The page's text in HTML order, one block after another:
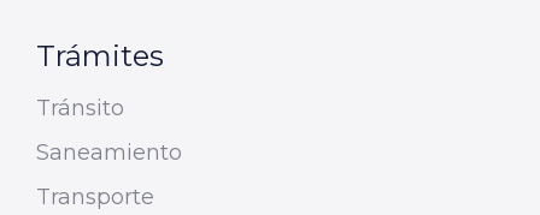
Trámites
Tránsito
Saneamiento
Transporte